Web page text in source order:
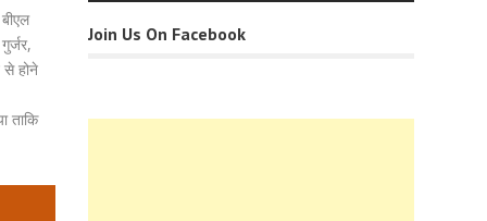
से होने
ताकि
Join Us On Facebook